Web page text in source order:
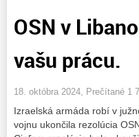
OSN v
vašu prácu.
18. októbra 2024, Prečítané 1
Izraelská armáda robí v
vojnu ukončila rezolúcia